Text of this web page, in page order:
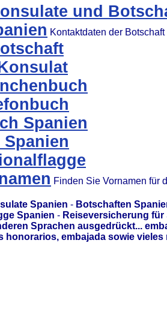
und
Kontaktdaten der
Spanien
Finden Sie Vornamen für
Spanien - Botschaften
Spanien - Reiseversicherung für
Sprachen ausgedrückt...
embajada sowie vieles